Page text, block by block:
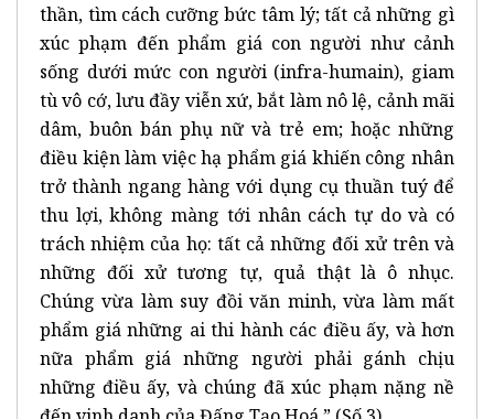
thần, tìm cách cưỡng bức tâm lý; tất cả những gì
xúc phạm đến phẩm giá con người như cảnh
sống dưới mức con người (infra-humain), giam
tù vô cớ, lưu đầy viễn xứ, bắt làm nô lệ, cảnh mãi
dâm, buôn bán phụ nữ và trẻ em; hoặc những
điều kiện làm việc hạ phẩm giá khiến công nhân
trở thành ngang hàng với dụng cụ thuần tuý để
thu lợi, không màng tới nhân cách tự do và có
trách nhiệm của họ: tất cả những đối xử trên và
những đối xử tương tự, quả thật là ô nhục.
Chúng vừa làm suy đồi văn minh, vừa làm mất
phẩm giá những ai thi hành các điều ấy, và hơn
nữa phẩm giá những người phải gánh chịu
những điều ấy, và chúng đã xúc phạm nặng nề